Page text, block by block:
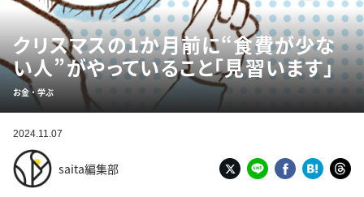
クリスマスの1か月前に“食費が少な
い人”がやっていること「見習います」
お金・学ぶ
2024.11.07
saita編集部